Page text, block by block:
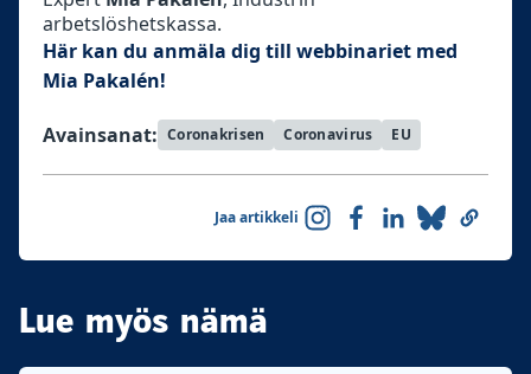
arbetslöshetskassa.
Här kan du anmäla dig till webbinariet med
Mia Pakalén!
Avainsanat: Coronakrisen Coronavirus EU
Jaa artikkeli
Lue myös nämä